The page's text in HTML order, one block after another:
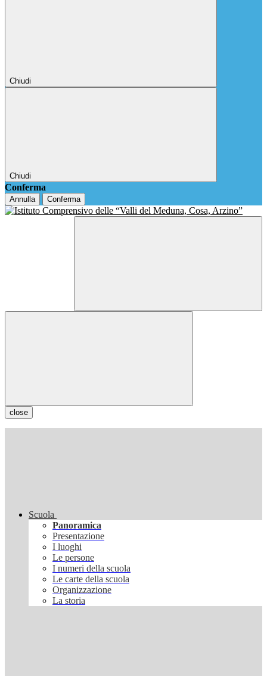
Chiudi
Chiudi
Conferma
Annulla Conferma
close
Scuola
Panoramica
Presentazione
I luoghi
Le persone
I numeri della scuola
Le carte della scuola
Organizzazione
La storia